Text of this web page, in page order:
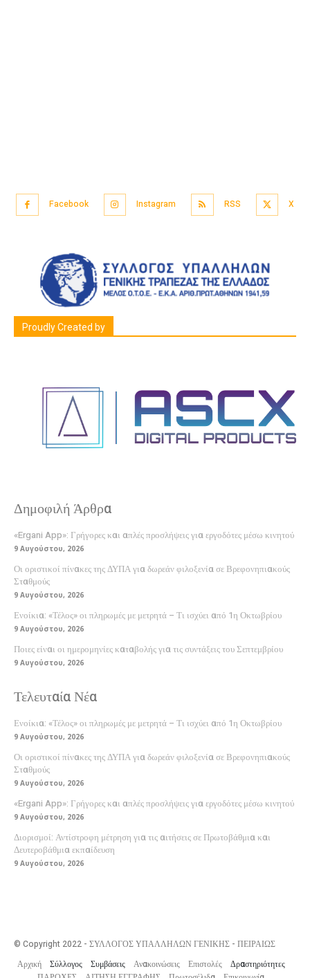
Facebook Instagram RSS X
Proudly Created by
Δημοφιλή Άρθρα
«Ergani App»: Γρήγορες και απλές προσλήψεις για εργοδότες μέσω κινητού
9 Αυγούστου, 2026
Οι οριστικοί πίνακες της ΔΥΠΑ για δωρεάν φιλοξενία σε Βρεφονηπιακούς
Σταθμούς
9 Αυγούστου, 2026
Ενοίκια: «Τέλος» οι πληρωμές με μετρητά – Τι ισχύει από 1η Οκτωβρίου
9 Αυγούστου, 2026
Ποιες είναι οι ημερομηνίες καταβολής για τις συντάξεις του Σεπτεμβρίου
9 Αυγούστου, 2026
Τελευταία Νέα
Ενοίκια: «Τέλος» οι πληρωμές με μετρητά – Τι ισχύει από 1η Οκτωβρίου
9 Αυγούστου, 2026
Οι οριστικοί πίνακες της ΔΥΠΑ για δωρεάν φιλοξενία σε Βρεφονηπιακούς
Σταθμούς
9 Αυγούστου, 2026
«Ergani App»: Γρήγορες και απλές προσλήψεις για εργοδότες μέσω κινητού
9 Αυγούστου, 2026
Διορισμοί: Αντίστροφη μέτρηση για τις αιτήσεις σε Πρωτοβάθμια και
Δευτεροβάθμια εκπαίδευση
9 Αυγούστου, 2026
© Copyright 2022 - ΣΥΛΛΟΓΟΣ ΥΠΑΛΛΗΛΩΝ ΓΕΝΙΚΗΣ - ΠΕΙΡΑΙΩΣ
Αρχική
Σύλλογος Συμβάσεις Ανακοινώσεις Επιστολές
Δραστηριότητες